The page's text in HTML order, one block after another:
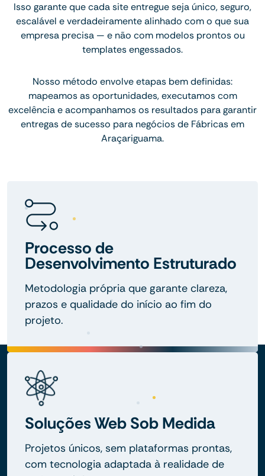
Isso garante que cada site entregue seja único, seguro,
escalável e verdadeiramente alinhado com o que sua
empresa precisa — e não com modelos prontos ou
templates engessados.
Nosso método envolve etapas bem definidas:
mapeamos as oportunidades, executamos com
excelência e acompanhamos os resultados para garantir
entregas de sucesso para negócios de Fábricas em
Araçariguama.
Processo de
Desenvolvimento Estruturado
Metodologia própria que garante clareza,
prazos e qualidade do início ao fim do
projeto.
Soluções Web Sob Medida
Projetos únicos, sem plataformas prontas,
com tecnologia adaptada à realidade de